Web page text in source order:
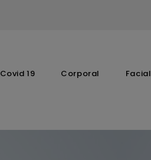
Covid 19 Corporal Facial